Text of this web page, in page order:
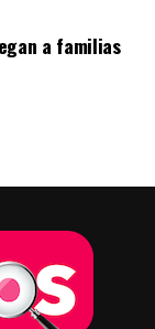
a familias